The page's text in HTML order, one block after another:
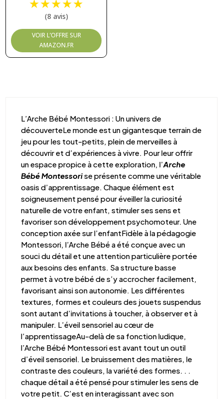
(8 avis)
VOIR L’OFFRE SUR
AMAZON.FR
L’Arche Bébé Montessori : Un univers de
découverteLe monde est un gigantesque terrain de
jeu pour les tout-petits, plein de merveilles à
découvrir et d’expériences à vivre. Pour leur offrir
un espace propice à cette exploration, l’Arche
Bébé Montessorise présente comme une véritable
oasis d’apprentissage. Chaque élément est
soigneusement pensé pour éveiller la curiosité
naturelle de votre enfant, stimuler ses sens et
favoriser son développement psychomoteur. Une
conception axée sur l’enfantFidèle à la pédagogie
Montessori, l’Arche Bébé a été conçue avec un
souci du détail et une attention particulière portée
aux besoins des enfants. Sa structure basse
permet à votre bébé de s’y accrocher facilement,
favorisant ainsi son autonomie. Les différentes
textures, formes et couleurs des jouets suspendus
sont autant d’invitations à toucher, à observer et à
manipuler. L’éveil sensoriel au cœur de
l’apprentissageAu-delà de sa fonction ludique,
l’Arche Bébé Montessori est avant tout un outil
d’éveil sensoriel. Le bruissement des matières, le
contraste des couleurs, la variété des formes. . .
chaque détail a été pensé pour stimuler les sens de
votre petit. C’est en interagissant avec son